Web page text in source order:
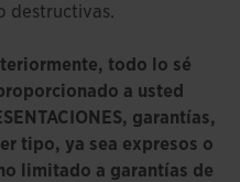
destructivas.
todo lo sé
a usted
garantías,
tipo, ya sea expresos o
limitado a garantías de